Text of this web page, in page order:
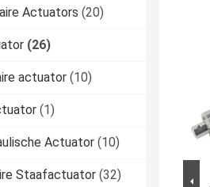
Actuators (20)
(26)
actuator (10)
(1)
Actuator (10)
Staafactuator (32)